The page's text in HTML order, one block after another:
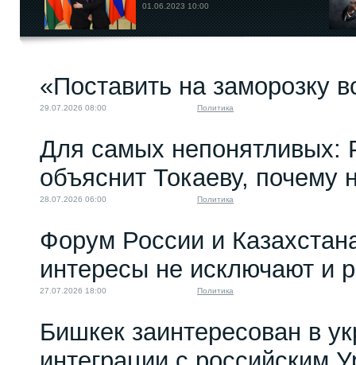
01.06.2023 10:00
«Поставить на заморозку
29.07.2026 08:00 Политика
Для самых непонятливых:
объяснит Токаеву,
28.07.2026 06:00 Политика
Форум России и
интересы не исключают и
27.07.2026 18:00 Политика
Бишкек заинтересован в